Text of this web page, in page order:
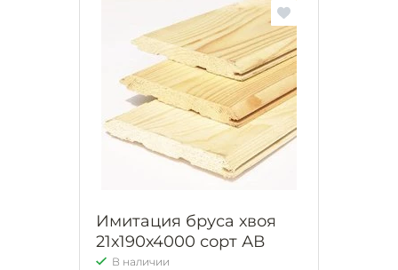
Имитация бруса хвоя
21х190х4000 сорт АВ
В наличии